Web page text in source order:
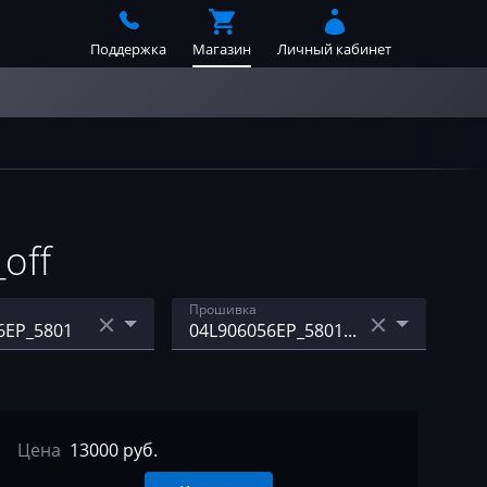
Поддержка Магазин Личный кабинет
Прошивка
Цена 13000 руб.